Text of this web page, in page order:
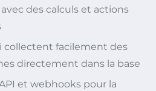
des calculs et actions
collectent facilement des
directement dans la base
et webhooks pour la